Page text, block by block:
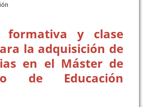
formativa y clase
la adquisición de
en el Máster de
de Educación